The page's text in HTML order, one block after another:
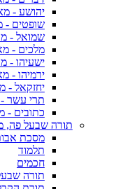
יהושע -
שופטים -
שמואל -
מלכים -
ישעיהו -
ירמיהו -
יחזקאל -
תרי עשר
כתובים -
תורה שבעל פה,
מסכת
תלמוד
חכמים
תורה